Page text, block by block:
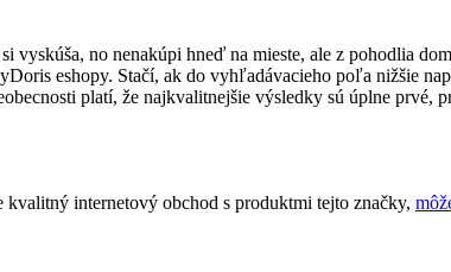
no nenakúpi hneď na mieste, ale z pohodlia
eshopy. Stačí, ak do vyhľadávacieho poľa nižšie
platí, že najkvalitnejšie výsledky sú úplne prvé,
kvalitný internetový obchod s produktmi tejto značky,